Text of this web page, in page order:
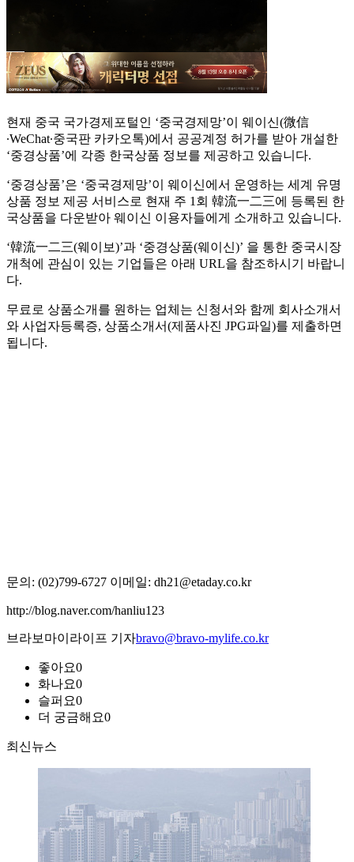
현재 중국 국가경제포털인 ‘중국경제망’이 웨이신(微信
∙WeChat∙중국판 카카오톡)에서 공공계정 허가를 받아 개설한
‘중경상품’에 각종 한국상품 정보를 제공하고 있습니다.
‘중경상품’은 ‘중국경제망’이 웨이신에서 운영하는 세계 유명
상품 정보 제공 서비스로 현재 주 1회 韓流一二三에 등록된 한
국상품을 다운받아 웨이신 이용자들에게 소개하고 있습니다.
‘韓流一二三(웨이보)’과 ‘중경상품(웨이신)’ 을 통한 중국시장
개척에 관심이 있는 기업들은 아래 URL을 참조하시기 바랍니
다.
무료로 상품소개를 원하는 업체는 신청서와 함께 회사소개서
와 사업자등록증, 상품소개서(제품사진 JPG파일)를 제출하면
됩니다.
문의: (02)799-6727 이메일: dh21@etaday.co.kr
http://blog.naver.com/hanliu123
브라보마이라이프 기자bravo@bravo-mylife.co.kr
좋아요0
화나요0
슬퍼요0
더 궁금해요0
최신뉴스